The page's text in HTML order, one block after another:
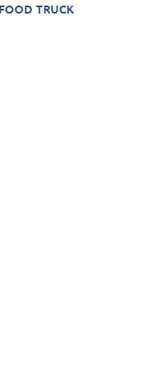
FOOD TRUCK